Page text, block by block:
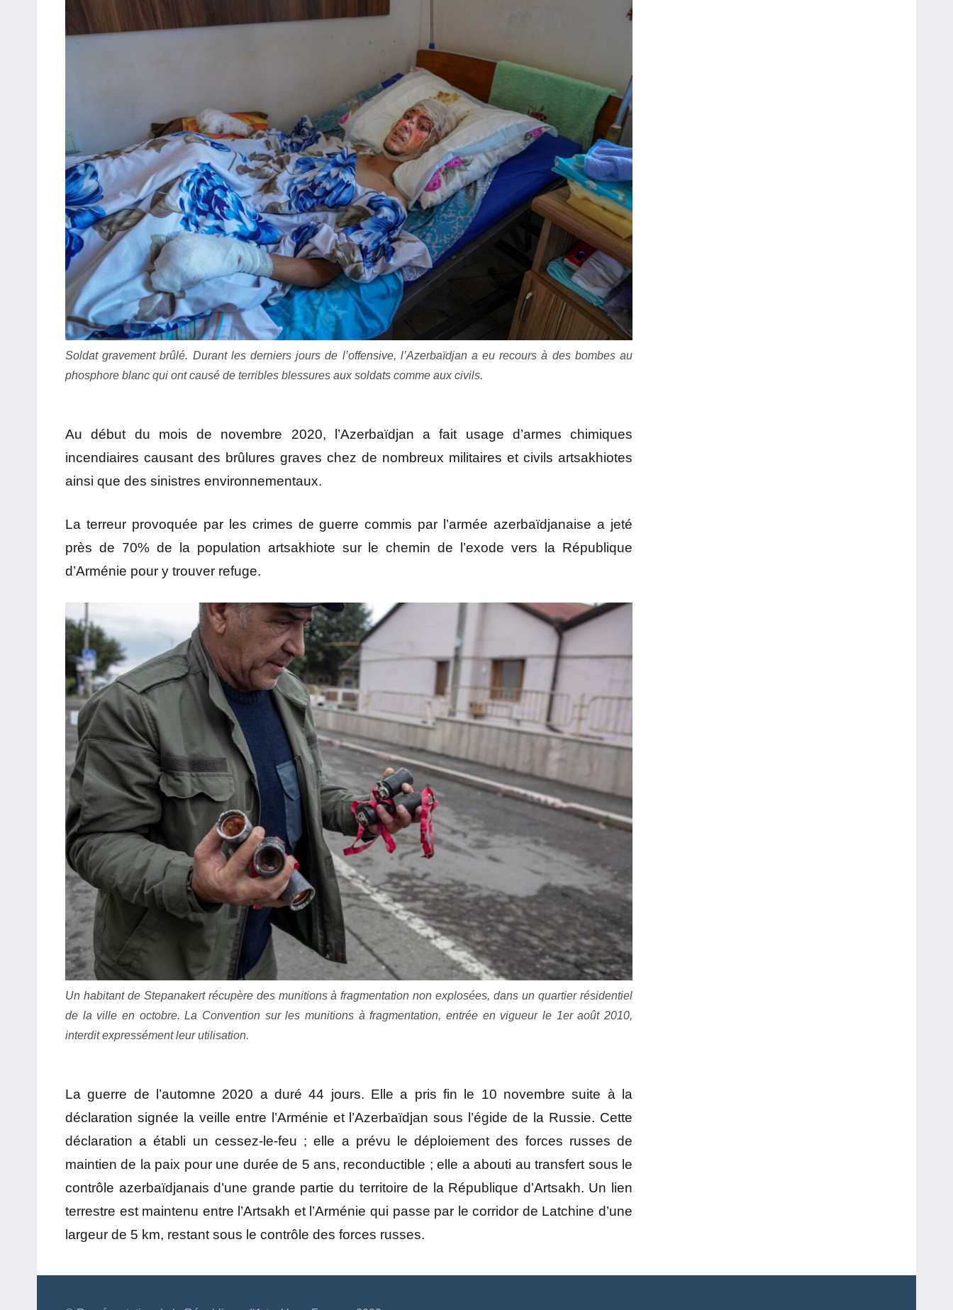
Soldat gravement brûlé. Durant les derniers jours de l’offensive, l’Azerbaïdjan a eu recours à des bombes au
phosphore blanc qui ont causé de terribles blessures aux soldats comme aux civils.
Au début du mois de novembre 2020, l’Azerbaïdjan a fait usage d’armes chimiques
incendiaires causant des brûlures graves chez de nombreux militaires et civils artsakhiotes
ainsi que des sinistres environnementaux.
La terreur provoquée par les crimes de guerre commis par l’armée azerbaïdjanaise a jeté
près de 70% de la population artsakhiote sur le chemin de l’exode vers la République
d’Arménie pour y trouver refuge.
Un habitant de Stepanakert récupère des munitions à fragmentation non explosées, dans un quartier résidentiel
de la ville en octobre. La Convention sur les munitions à fragmentation, entrée en vigueur le 1er août 2010,
interdit expressément leur utilisation.
La guerre de l’automne 2020 a duré 44 jours. Elle a pris fin le 10 novembre suite à la
déclaration signée la veille entre l’Arménie et l’Azerbaïdjan sous l’égide de la Russie. Cette
déclaration a établi un cessez-le-feu ; elle a prévu le déploiement des forces russes de
maintien de la paix pour une durée de 5 ans, reconductible ; elle a abouti au transfert sous le
contrôle azerbaïdjanais d’une grande partie du territoire de la République d’Artsakh. Un lien
terrestre est maintenu entre l’Artsakh et l’Arménie qui passe par le corridor de Latchine d’une
largeur de 5 km, restant sous le contrôle des forces russes.